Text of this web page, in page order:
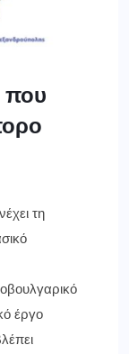
που
τη
έργο